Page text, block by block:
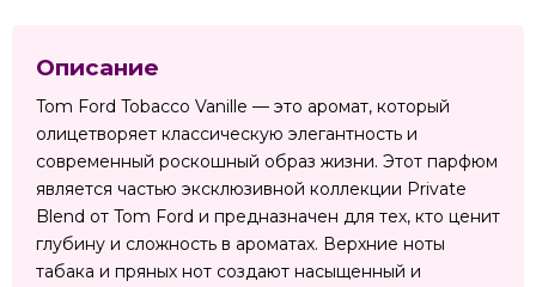
Описание
Tom Ford Tobacco Vanille — это аромат, который
олицетворяет классическую элегантность и
современный роскошный образ жизни. Этот парфюм
является частью эксклюзивной коллекции Private
Blend от Tom Ford и предназначен для тех, кто ценит
глубину и сложность в ароматах. Верхние ноты
табака и пряных нот создают насыщенный и